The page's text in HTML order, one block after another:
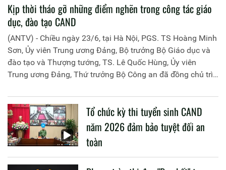
Kịp thời tháo gỡ những điểm nghẽn trong công tác giáo
dục, đào tạo CAND
(ANTV) - Chiều ngày 23/6, tại Hà Nội, PGS. TS Hoàng Minh
Sơn, Ủy viên Trung ương Đảng, Bộ trưởng Bộ Giáo dục và
đào tạo và Thượng tướng, TS. Lê Quốc Hùng, Ủy viên
Trung ương Đảng, Thứ trưởng Bộ Công an đã đồng chủ trì
liên quan đến công tác giáo dục và đào tạo của lực lượng
CAND.
Tổ chức kỳ thi tuyển sinh CAND
năm 2026 đảm bảo tuyệt đối an
toàn